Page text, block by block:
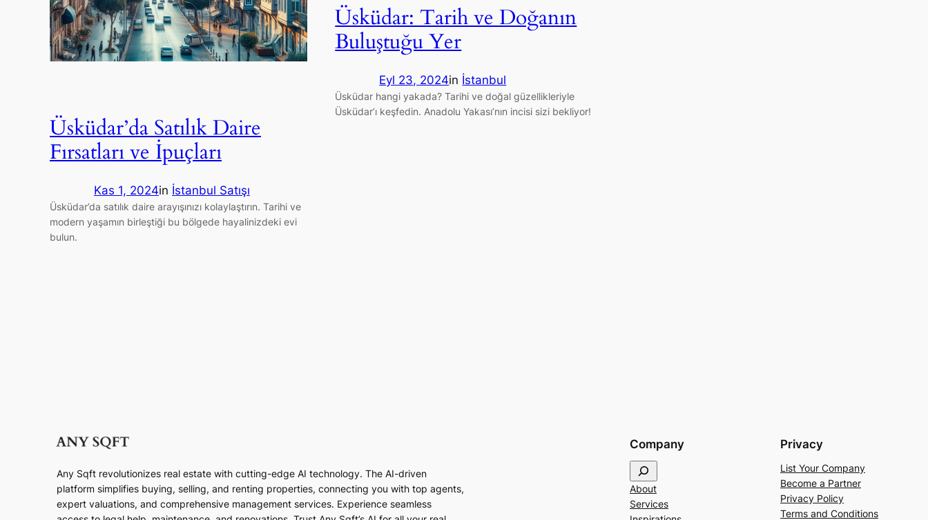
Üsküdar’da Satılık Daire
Fırsatları ve İpuçları
Kas 1, 2024in İstanbul Satışı
Üsküdar’da satılık daire arayışınızı kolaylaştırın. Tarihi ve
modern yaşamın birleştiği bu bölgede hayalinizdeki evi
bulun.
Üsküdar: Tarih ve Doğanın
Buluştuğu Yer
Eyl 23, 2024in İstanbul
Üsküdar hangi yakada? Tarihi ve doğal güzellikleriyle
Üsküdar’ı keşfedin. Anadolu Yakası’nın incisi sizi bekliyor!
Any Sqft revolutionizes real estate with cutting-edge AI technology. The AI-driven
platform simplifies buying, selling, and renting properties, connecting you with top agents,
expert valuations, and comprehensive management services. Experience seamless
Company
e
a
r
About
Services
Privacy
List Your Company
Become a Partner
Privacy Policy
Terms and Conditions